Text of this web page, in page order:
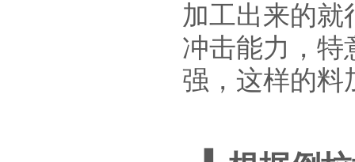
加工出来的就
冲击能力，特
强，这样的料